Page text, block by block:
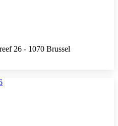
26 - 1070 Brussel